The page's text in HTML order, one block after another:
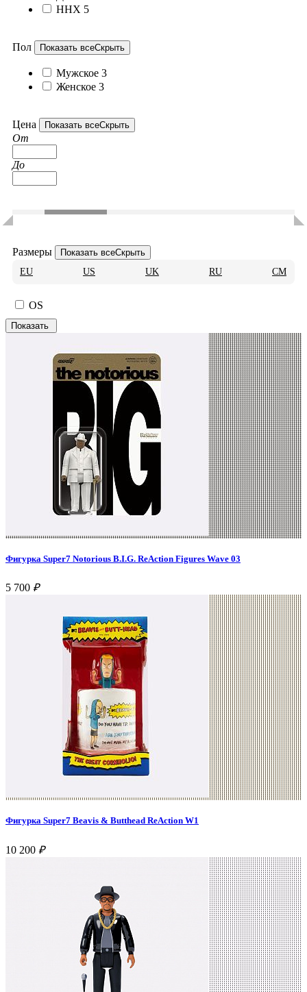
ННХ 5
Пол Показать всеСкрыть
Мужское 3
Женское 3
Цена Показать всеСкрыть
От
До
Размеры Показать всеСкрыть
EU
US UK RU CM
OS
Фигурка Super7 Notorious B.I.G. ReAction Figures Wave 03
5 700 ₽
Фигурка Super7 Beavis & Butthead ReAction W1
10 200 ₽